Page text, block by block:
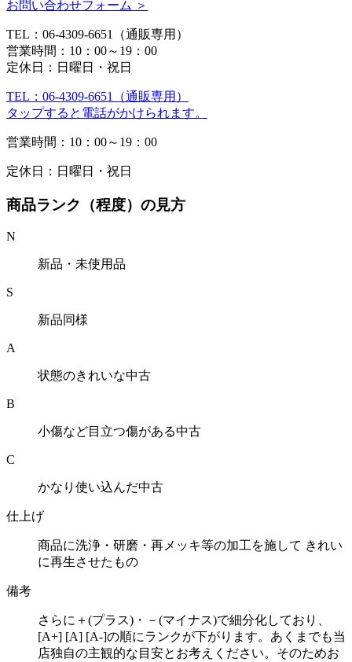
お問い合わせフォーム ＞
TEL：06-4309-6651（通販専用）
営業時間：10：00～19：00
定休日：日曜日・祝日
TEL：06-4309-6651（通販専用）
タップすると電話がかけられます。
営業時間：10：00～19：00
定休日：日曜日・祝日
商品ランク（程度）の見方
N
新品・未使用品
S
新品同様
A
状態のきれいな中古
B
小傷など目立つ傷がある中古
C
かなり使い込んだ中古
仕上げ
商品に洗浄・研磨・再メッキ等の加工を施して きれい
に再生させたもの
備考
さらに＋(プラス)・－(マイナス)で細分化しており、
[A+] [A] [A-]の順にランクが下がります。あくまでも当
店独自の主観的な目安とお考えください。そのためお